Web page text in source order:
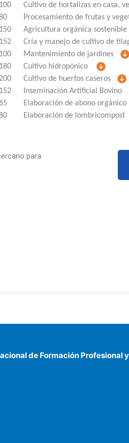
100 Cultivo de hortalizas en casa,
Procesamiento de frutas y
150 Agricultura orgánica
152 Cría y manejo de cultivo de
100 Mantenimiento de jardines
180 Cultivo hidropónico
Cultivo de huertos caseros
152 Inseminación Artificial Bovino
Elaboración de abono orgánico
Elaboración de lombricompost
para
de Formación Profesional